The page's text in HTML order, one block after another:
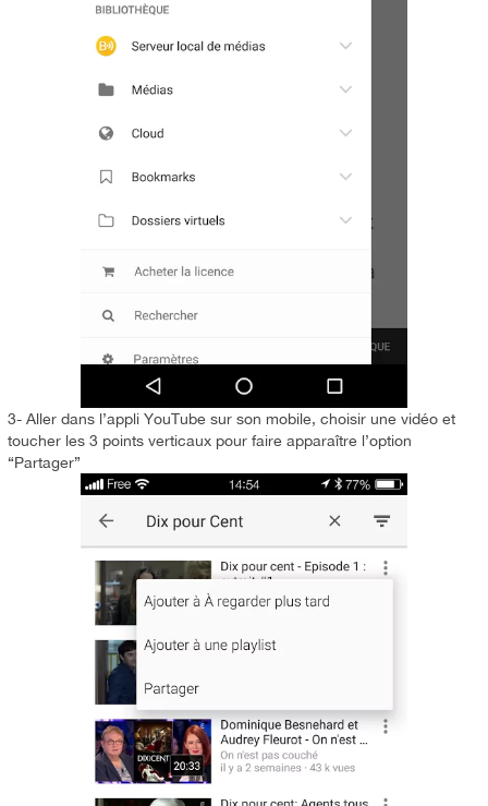
3- Aller dans l’appli YouTube sur son mobile, choisir une vidéo et
toucher les 3 points verticaux pour faire apparaître l’option
“Partager”